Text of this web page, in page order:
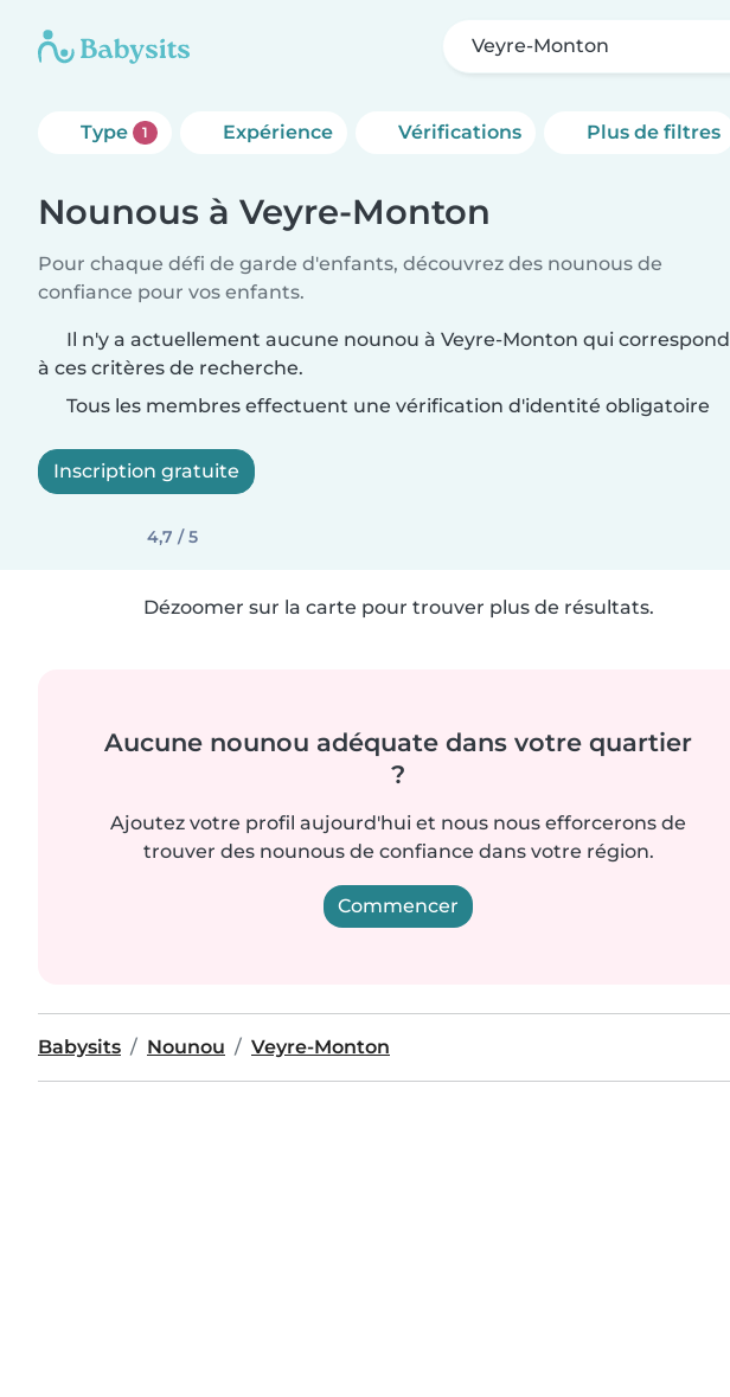
Veyre-Monton
Type 1 Expérience Vérifications Plus de filtres
Nounous à Veyre-Monton
Pour chaque défi de garde d'enfants, découvrez des nounous de
confiance pour vos enfants.
Il n'y a actuellement aucune nounou à Veyre-Monton qui correspond
à ces critères de recherche.
Tous les membres effectuent une vérification d'identité obligatoire
Inscription gratuite
4,7 / 5
Dézoomer sur la carte pour trouver plus de résultats.
Aucune nounou adéquate dans votre quartier
?
Ajoutez votre profil aujourd'hui et nous nous efforcerons de
trouver des nounous de confiance dans votre région.
Commencer
Babysits Nounou Veyre-Monton